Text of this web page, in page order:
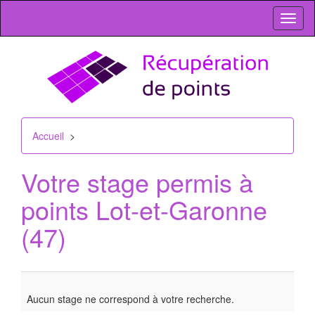
Accueil >
Votre stage permis à
points Lot-et-Garonne
(47)
Aucun stage ne correspond à votre recherche.